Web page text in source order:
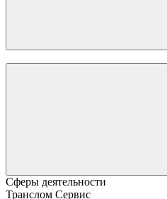
Сферы деятельности
Транслом Сервис